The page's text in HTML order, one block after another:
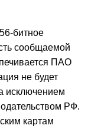
битное
сообщаемой
ПАО
не будет
исключением
РФ.
картам